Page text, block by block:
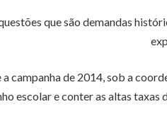
que são demandas
campanha de 2014, sob a
escolar e conter as altas taxas